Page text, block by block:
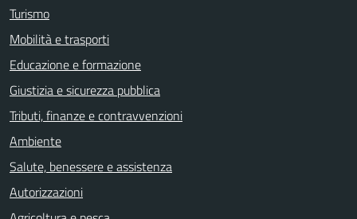
Turismo
Mobilità e trasporti
Educazione e formazione
Giustizia e sicurezza pubblica
Tributi, finanze e contravvenzioni
Ambiente
Salute, benessere e assistenza
Autorizzazioni